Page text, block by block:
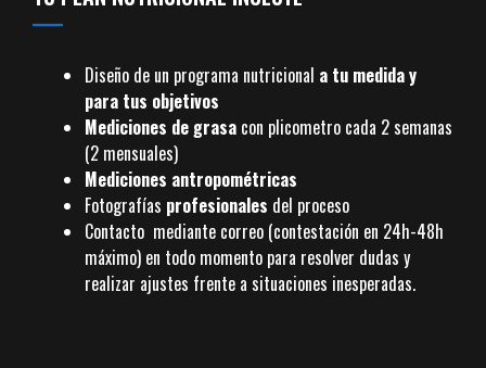
Diseño de un programa nutricional a tu medida y
para tus objetivos
Mediciones de grasa con plicometro cada 2 semanas
(2 mensuales)
Mediciones antropométricas
Fotografías profesionales del proceso
Contacto mediante correo (contestación en 24h-48h
máximo) en todo momento para resolver dudas y
realizar ajustes frente a situaciones inesperadas.